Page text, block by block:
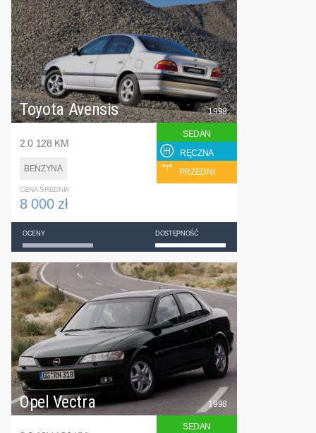
Toyota Avensis
2.0 128 KM
BENZYNA
1998
SEDAN
RĘCZNA
PRZEDNI
CENA ŚREDNIA
8 000 zł
OCENY DOSTĘPNOŚĆ
Opel Vectra 1998
SEDAN